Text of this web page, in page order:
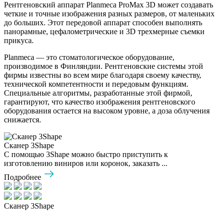
Рентгеновский аппарат Planmeca ProMax 3D может создавать
четкие и точные изображения разных размеров, от маленьких
до больших. Этот передовой аппарат способен выполнять
панорамные, цефалометрические и 3D трехмерные съемки
прикуса.
Planmeca — это стоматологическое оборудование,
производимое в Финляндии. Рентгеновские системы этой
фирмы известны во всем мире благодаря своему качеству,
технической компетентности и передовым функциям.
Специальные алгоритмы, разработанные этой фирмой,
гарантируют, что качество изображения рентгеновского
оборудования остается на высоком уровне, а доза облучения
снижается.
Сканер 3Shape
С помощью 3Shape можно быстро приступить к
изготовлению виниров или коронок, заказать ...
Подробнее
Сканер 3Shape